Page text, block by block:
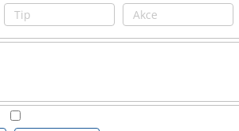
Tip Akce